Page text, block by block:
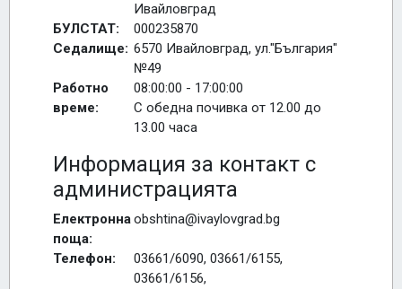
Ивайловград
БУЛСТАТ:
000235870
Седалище: 6570 Ивайловград, ул."България"
№49
Работно
време:
08:00:00 - 17:00:00
С обедна почивка от 12.00 до
13.00 часа
Информация за контакт с
администрацията
Електронна
поща:
obshtina@ivaylovgrad.bg
Телефон:
03661/6090, 03661/6155,
03661/6156,